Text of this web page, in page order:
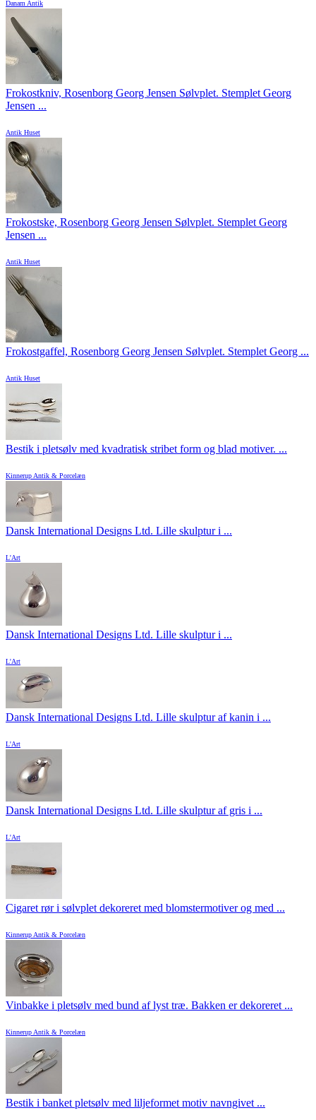
Danam Antik
Frokostkniv, Rosenborg Georg Jensen Sølvplet. Stemplet Georg
Jensen ...
Antik Huset
Frokostske, Rosenborg Georg Jensen Sølvplet. Stemplet Georg
Jensen ...
Antik Huset
Frokostgaffel, Rosenborg Georg Jensen Sølvplet. Stemplet Georg ...
Antik Huset
Bestik i pletsølv med kvadratisk stribet form og blad motiver. ...
Kinnerup Antik & Porcelæn
Dansk International Designs Ltd. Lille skulptur i ...
L'Art
Dansk International Designs Ltd. Lille skulptur i ...
L'Art
Dansk International Designs Ltd. Lille skulptur af kanin i ...
L'Art
Dansk International Designs Ltd. Lille skulptur af gris i ...
L'Art
Cigaret rør i sølvplet dekoreret med blomstermotiver og med ...
Kinnerup Antik & Porcelæn
Vinbakke i pletsølv med bund af lyst træ. Bakken er dekoreret ...
Kinnerup Antik & Porcelæn
Bestik i banket pletsølv med liljeformet motiv navngivet ...